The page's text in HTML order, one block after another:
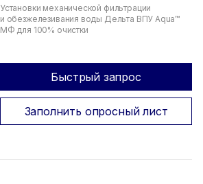
Установки механической фильтрации
и обезжелезивания воды Дельта ВПУ Aqua™
МФ для 100% очистки
Быстрый запрос
Заполнить опросный лист